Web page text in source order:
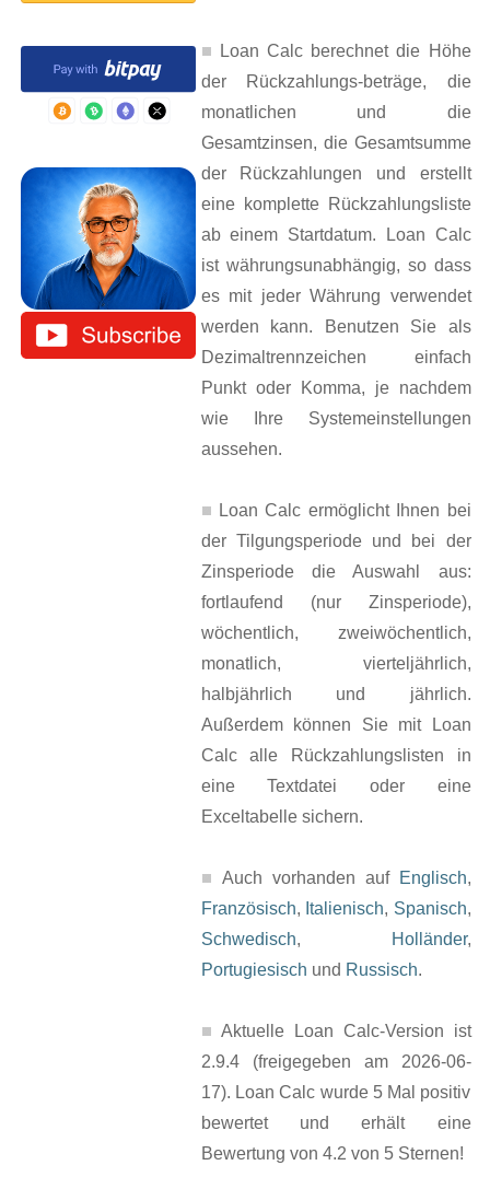
Loan Calc berechnet die Höhe
der Rückzahlungs-beträge, die
monatlichen und die
Gesamtzinsen, die Gesamtsumme
der Rückzahlungen und erstellt
eine komplette Rückzahlungsliste
ab einem Startdatum. Loan Calc
ist währungsunabhängig, so dass
es mit jeder Währung verwendet
werden kann. Benutzen Sie als
Dezimaltrennzeichen einfach
Punkt oder Komma, je nachdem
wie Ihre Systemeinstellungen
aussehen.
Loan Calc ermöglicht Ihnen bei
der Tilgungsperiode und bei der
Zinsperiode die Auswahl aus:
fortlaufend (nur Zinsperiode),
wöchentlich, zweiwöchentlich,
monatlich, vierteljährlich,
halbjährlich und jährlich.
Außerdem können Sie mit Loan
Calc alle Rückzahlungslisten in
eine Textdatei oder eine
Exceltabelle sichern.
Auch vorhanden auf Englisch,
Französisch, Italienisch, Spanisch,
Schwedisch, Holländer,
Portugiesisch und Russisch.
Aktuelle Loan Calc-Version ist
2.9.4 (freigegeben am 2026-06-
17). Loan Calc wurde 5 Mal positiv
bewertet und erhält eine
Bewertung von 4.2 von 5 Sternen!